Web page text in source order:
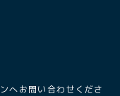
へお問い合わせくださ